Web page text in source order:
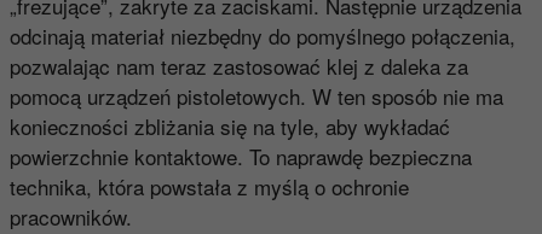
odcinają materiał niezbędny do pomyślnego połączenia,
pozwalając nam teraz zastosować klej z daleka za
pomocą urządzeń pistoletowych. W ten sposób nie ma
konieczności zbliżania się na tyle, aby wykładać
powierzchnie kontaktowe. To naprawdę bezpieczna
technika, która powstała z myślą o ochronie
pracowników.